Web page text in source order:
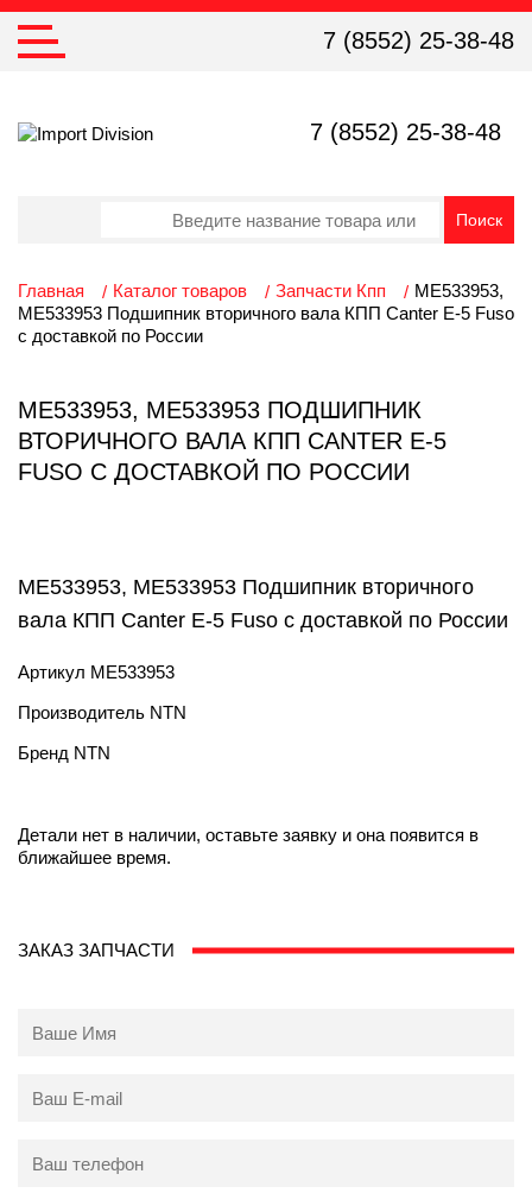
7 (8552) 25-38-48
7 (8552) 25-38-48
Главная Каталог товаров Запчасти Кпп
ME533953,
ME533953 Подшипник вторичного вала КПП Canter E-5 Fuso
с доставкой по России
ME533953, ME533953 ПОДШИПНИК
ВТОРИЧНОГО ВАЛА КПП CANTER E-5
FUSO С ДОСТАВКОЙ ПО РОССИИ
ME533953, ME533953 Подшипник вторичного
вала КПП Canter E-5 Fuso с доставкой по России
Артикул ME533953
Производитель NTN
Бренд NTN
Детали нет в наличии, оставьте заявку и она появится в
ближайшее время.
ЗАКАЗ ЗАПЧАСТИ